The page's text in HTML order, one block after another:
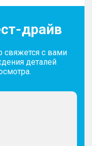
драйв
свяжется с вами
деталей